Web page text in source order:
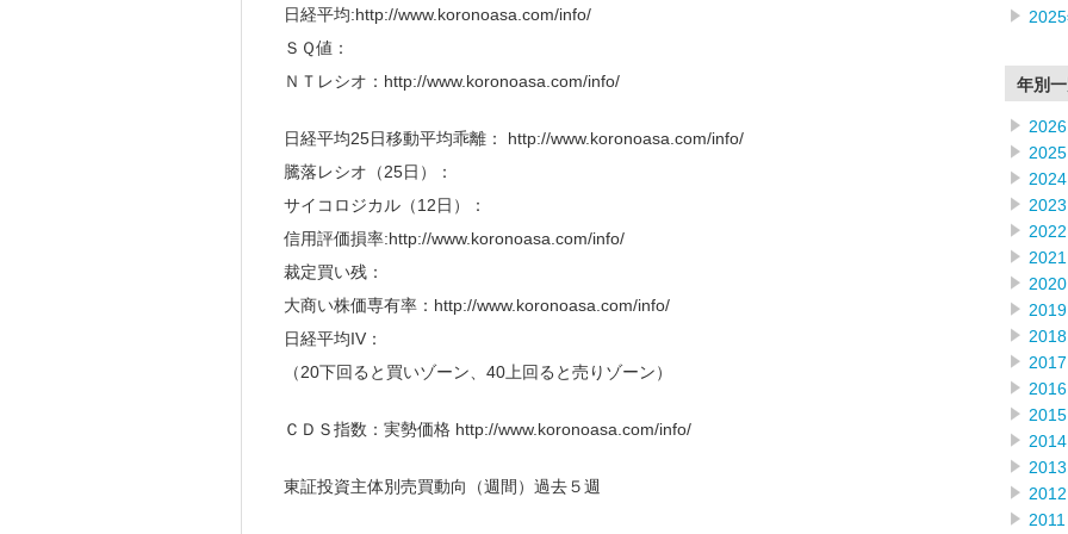
日経平均:http://www.koronoasa.com/info/
ＳＱ値：
ＮＴレシオ：http://www.koronoasa.com/info/
日経平均25日移動平均乖離： http://www.koronoasa.com/info/
騰落レシオ（25日）：
サイコロジカル（12日）：
信用評価損率:http://www.koronoasa.com/info/
裁定買い残：
大商い株価専有率：http://www.koronoasa.com/info/
日経平均IV：
（20下回ると買いゾーン、40上回ると売りゾーン）
ＣＤＳ指数：実勢価格 http://www.koronoasa.com/info/
東証投資主体別売買動向（週間）過去５週
年別
2026
2025
2024
2023
2022
2021
2020
2019
2018
2017
2016
2015
2014
2013
2012
2011